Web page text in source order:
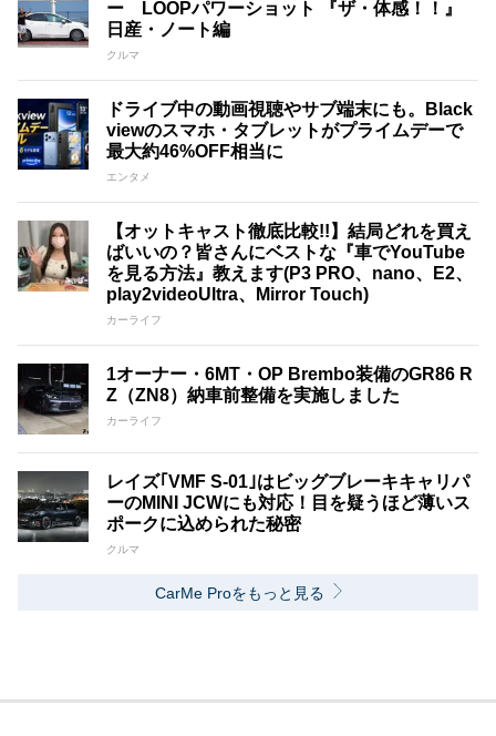
ー LOOPパワーショット 『ザ・体感！！』
日産・ノート編
クルマ
ドライブ中の動画視聴やサブ端末にも。Black
viewのスマホ・タブレットがプライムデーで
最大約46%OFF相当に
エンタメ
【オットキャスト徹底比較!!】結局どれを買え
ばいいの？皆さんにベストな『車でYouTube
を見る方法』教えます(P3 PRO、nano、E2、
play2videoUltra、Mirror Touch)
カーライフ
1オーナー・6MT・OP Brembo装備のGR86 R
Z（ZN8）納車前整備を実施しました
カーライフ
レイズ｢VMF S-01｣はビッグブレーキキャリパ
ーのMINI JCWにも対応！目を疑うほど薄いス
ポークに込められた秘密
クルマ
CarMe Proをもっと見る